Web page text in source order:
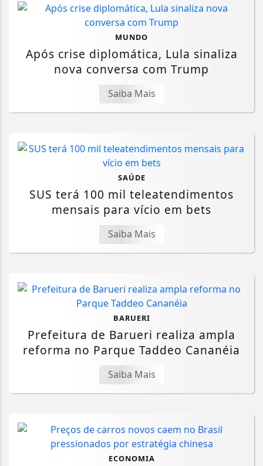
MUNDO
Após crise diplomática, Lula sinaliza
nova conversa com Trump
Saiba Mais
SAÚDE
SUS terá 100 mil teleatendimentos
mensais para vício em bets
Saiba Mais
BARUERI
Prefeitura de Barueri realiza ampla
reforma no Parque Taddeo Cananéia
Saiba Mais
ECONOMIA